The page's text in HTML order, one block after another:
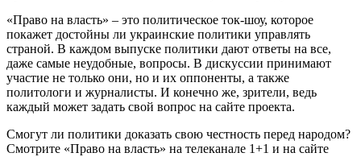
«Право на власть» – это политическое ток-шоу, которое
покажет достойны ли украинские политики управлять
страной. В каждом выпуске политики дают ответы на все,
даже самые неудобные, вопросы. В дискуссии принимают
участие не только они, но и их оппоненты, а также
политологи и журналисты. И конечно же, зрители, ведь
каждый может задать свой вопрос на сайте проекта.
Смогут ли политики доказать свою честность перед народом?
Смотрите «Право на власть» на телеканале 1+1 и на сайте